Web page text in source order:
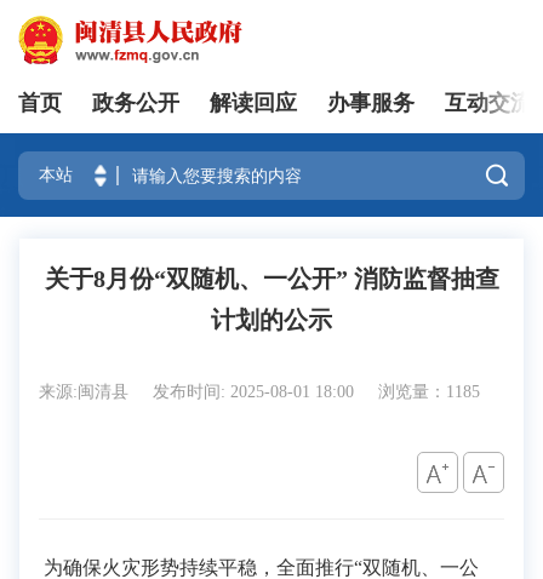
登录
首页 政务公开 解读回应 办事服务 互动交流

关于8月份“双随机、一公开” 消防监督抽查
计划的公示
来源:闽清县 发布时间: 2025-08-01 18:00 浏览量：1185
为确保火灾形势持续平稳，全面推行“双随机、一公